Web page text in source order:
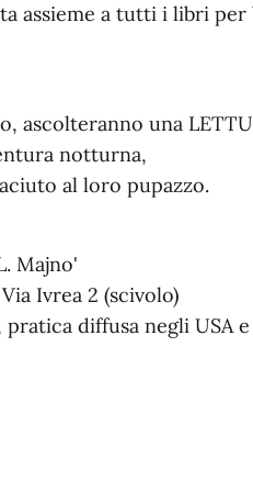
assieme a tutti i libri per
ascolteranno una
notturna,
al loro pupazzo.
Majno'
Ivrea 2 (scivolo)
diffusa negli USA